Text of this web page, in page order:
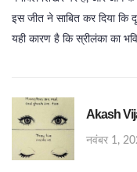
इस जीत ने साबित कर दिया कि
यही कारण है कि स्रीलंका का
Akash
नवंबर 1,